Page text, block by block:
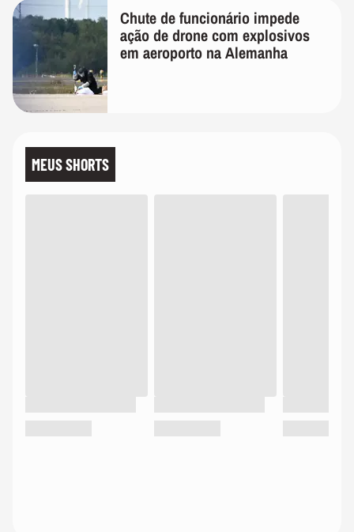
Chute de funcionário impede
ação de drone com explosivos
em aeroporto na Alemanha
MEUS SHORTS